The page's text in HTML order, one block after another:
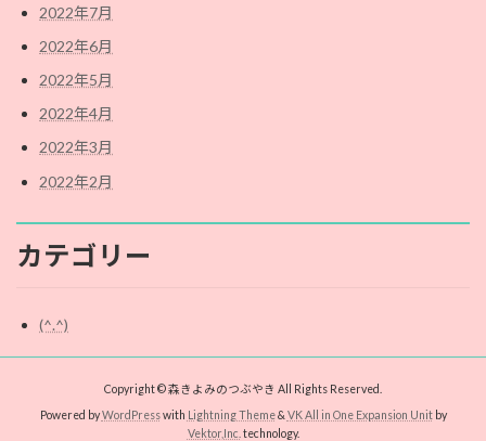
2022年7月
2022年6月
2022年5月
2022年4月
2022年3月
2022年2月
カテゴリー
(^.^)
Copyright © 森きよみのつぶやき All Rights Reserved.
Powered byWordPresswith Lightning Theme& VK All in One Expansion Unitby
Vektor,Inc. technology.